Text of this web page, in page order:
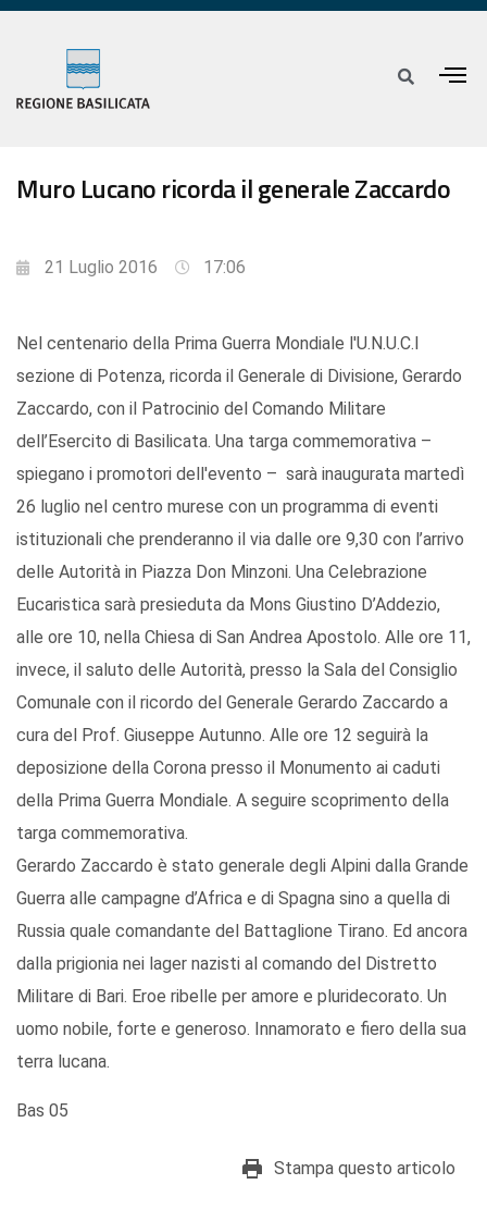
Muro Lucano ricorda il generale Zaccardo
21 Luglio 2016 17:06
Nel centenario della Prima Guerra Mondiale l'U.N.U.C.I
sezione di Potenza, ricorda il Generale di Divisione, Gerardo
Zaccardo, con il Patrocinio del Comando Militare
dell’Esercito di Basilicata. Una targa commemorativa –
spiegano i promotori dell'evento – sarà inaugurata martedì
26 luglio nel centro murese con un programma di eventi
istituzionali che prenderanno il via dalle ore 9,30 con l’arrivo
delle Autorità in Piazza Don Minzoni. Una Celebrazione
Eucaristica sarà presieduta da Mons Giustino D’Addezio,
alle ore 10, nella Chiesa di San Andrea Apostolo. Alle ore 11,
invece, il saluto delle Autorità, presso la Sala del Consiglio
Comunale con il ricordo del Generale Gerardo Zaccardo a
cura del Prof. Giuseppe Autunno. Alle ore 12 seguirà la
deposizione della Corona presso il Monumento ai caduti
della Prima Guerra Mondiale. A seguire scoprimento della
targa commemorativa.
Gerardo Zaccardo è stato generale degli Alpini dalla Grande
Guerra alle campagne d’Africa e di Spagna sino a quella di
Russia quale comandante del Battaglione Tirano. Ed ancora
dalla prigionia nei lager nazisti al comando del Distretto
Militare di Bari. Eroe ribelle per amore e pluridecorato. Un
uomo nobile, forte e generoso. Innamorato e fiero della sua
terra lucana.
Bas 05
Stampa questo articolo